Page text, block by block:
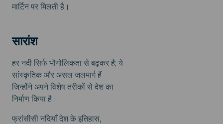
मार्टिन पर मिलती है।
सारांश
हर नदी सिर्फ भौगोलिकता से बढ़कर है; ये
सांस्कृतिक और असल जलमार्ग हैं
जिन्होंने अपने विशेष तरीकों से देश का
निर्माण किया है।
फ्रांसीसी नदियाँ देश के इतिहास,